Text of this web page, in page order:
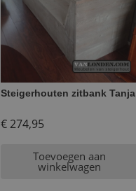
Steigerhouten zitbank Tanja
€274,95
Toevoegen aan
winkelwagen